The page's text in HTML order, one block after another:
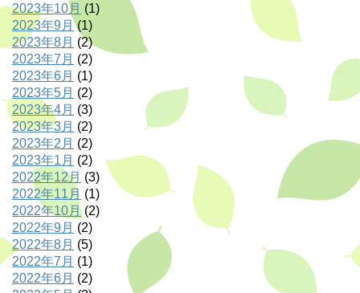
2023年10月 (1)
2023年9月(1)
2023年8月 (2)
2023年7月 (2)
2023年6月 (1)
2023年5月 (2)
2023年4月 (3)
2023年3月 (2)
2023年2月 (2)
2023年1月 (2)
2022年12月 (3)
2022年11月 (1)
2022年10月(2)
2022年9月 (2)
2022年8月 (5)
2022年7月 (1)
2022年6月 (2)